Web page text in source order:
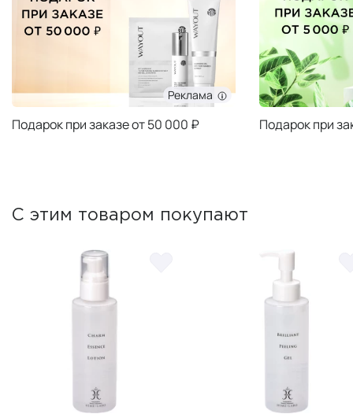
Реклама
Подарок при заказе от 50 000 ₽ Подарок при
С этим товаром покупают